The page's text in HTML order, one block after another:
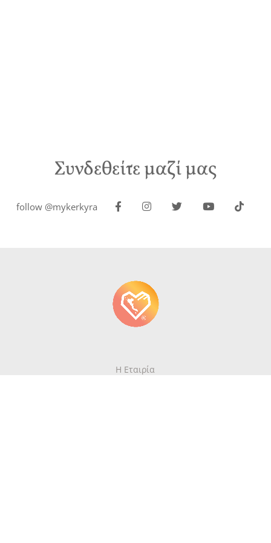
Συνδεθείτε μαζί μας
follow @mykerkyra
Η Εταιρία